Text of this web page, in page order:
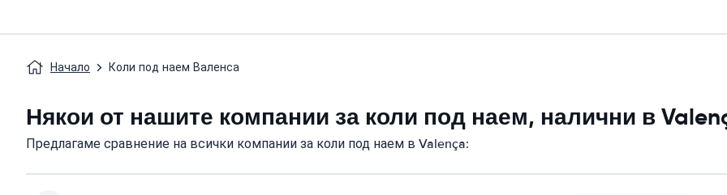
Начало Коли под наем Валенса
Някои от нашите компании за коли под наем, налични в
Предлагаме сравнение на всички компании за коли под наем в Valença: